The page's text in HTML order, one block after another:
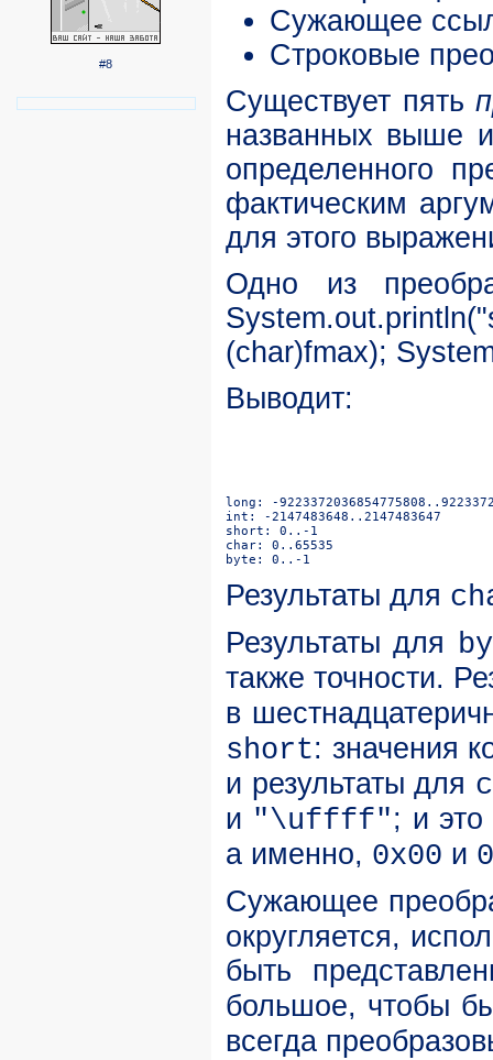
#8
Сужающее
Строковые
Существует пять
названных выше
определенного
фактическим
для этого
Одно из
(char)fmax);
Выводит:
Результаты для
Результаты для
также точности.
в
short: значения
и результаты для
и "\uffff"; и
а именно, 0x00 и
Сужающее
округляется,
быть
большое, чтобы
всегда